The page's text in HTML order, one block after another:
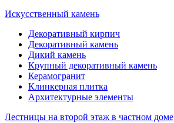
Искусственный камень
Декоративный кирпич
Декоративный камень
Дикий камень
Крупный декоративный камень
Керамогранит
Клинкерная плитка
Архитектурные элементы
Лестницы на второй этаж в частном доме